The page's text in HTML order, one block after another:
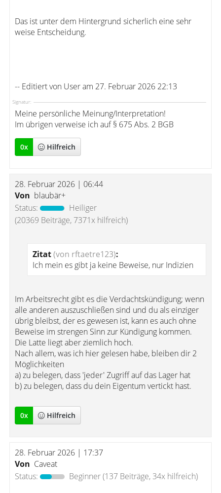
Das ist unter dem Hintergrund sicherlich eine sehr
weise Entscheidung.
-- Editiert von User am 27. Februar 2026 22:13
Signatur:
Meine persönliche Meinung/Interpretation!
Im übrigen verweise ich auf § 675 Abs. 2 BGB
0x Hilfreich
28. Februar 2026 | 06:44
Von blaubär+
Status:
Heiliger
(20369 Beiträge, 7371x hilfreich)
Zitat(von rftaetre123):
Ich mein es gibt ja keine Beweise, nur Indizien
Im Arbeitsrecht gibt es die Verdachtskündigung; wenn
alle anderen auszuschließen sind und du als einziger
übrig bleibst, der es gewesen ist, kann es auch ohne
Beweise im strengen Sinn zur Kündigung kommen.
Die Latte liegt aber ziemlich hoch.
Nach allem, was ich hier gelesen habe, bleiben dir 2
Möglichkeiten
a) zu belegen, dass 'jeder' Zugriff auf das Lager hat
b) zu belegen, dass du dein Eigentum vertickt hast.
0x Hilfreich
28. Februar 2026 | 17:37
Von Caveat
Status:
Beginner(137 Beiträge, 34x hilfreich)